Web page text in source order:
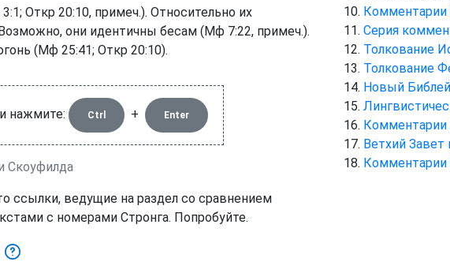
; Откр 20:10, примеч.). Относительно их
они идентичны бесам (Мф 7:22, примеч.).
(Мф 25:41; Откр 20:10).
нажмите: Ctrl + Enter
Скоуфилда
ссылки, ведущие на раздел со сравнением
с номерами Стронга. Попробуйте.
Комментарии
Серия
Толкование
Толкование
Новый
Комментарии
Ветхий
Комментарии